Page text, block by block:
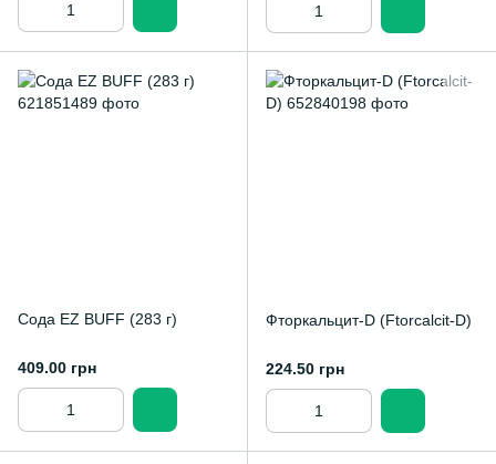
Сода EZ BUFF (283 г)
409.00 грн
Фторкальцит-D (Ftorcalcit-D)
224.50 грн